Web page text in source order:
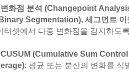
화점 분석 (Changepoint
Segmentation), 세그먼트
터셋에서 다중 변화점을 감지하도
(Cumulative Sum
: 평균 또는 분산의 변화를 식